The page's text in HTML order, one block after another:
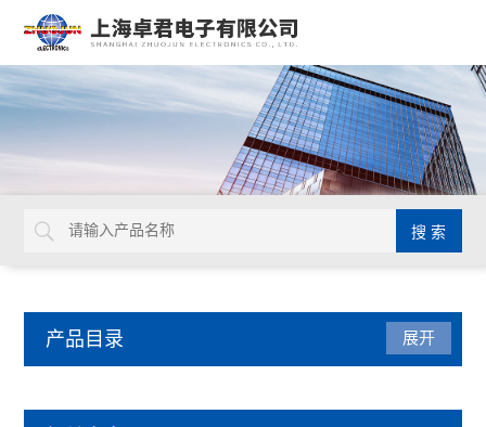
产品目录 展开